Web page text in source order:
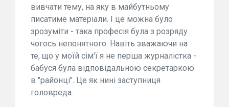
вивчати тему, на яку в майбутньому
писатиме матеріали. І це можна було
зрозуміти - така професія була з розряду
чогось непонятного. Навіть зважаючи на
те, що у моїй сім'ї я не перша журналістка -
бабуся була відповідальною секретаркою
в "районці". Це як нині заступниця
головреда.